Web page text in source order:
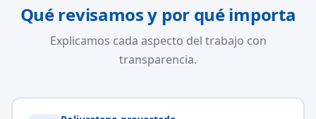
Qué revisamos y por qué importa
Explicamos cada aspecto del trabajo con
transparencia.